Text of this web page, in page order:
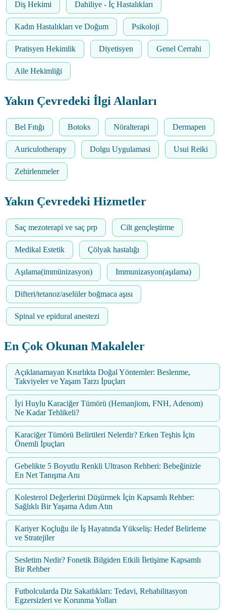
Diş Hekimi Dahiliye - İç Hastalıkları
Kadın Hastalıkları ve Doğum Psikoloji
Pratisyen Hekimlik Diyetisyen Genel Cerrahi
Aile Hekimliği
Yakın Çevredeki İlgi Alanları
Bel Fıtığı Botoks Nöralterapi Dermapen
Auriculotherapy Dolgu Uygulamasi Usui Reiki
Zehirlenmeler
Yakın Çevredeki Hizmetler
Saç mezoterapi ve saç prp Cilt gençleştirme
Medikal Estetik Çölyak hastalığı
Aşılama(immünizasyon) Immunizasyon(aşılama)
Difteri/tetanoz/aselüler boğmaca aşısı
Spinal ve epidural anestezi
En Çok Okunan Makaleler
Açıklanamayan Kısırlıkta Doğal Yöntemler: Beslenme,
Takviyeler ve Yaşam Tarzı İpuçları
İyi Huylu Karaciğer Tümörü (Hemanjiom, FNH, Adenom)
Ne Kadar Tehlikeli?
Karaciğer Tümörü Belirtileri Nelerdir? Erken Teşhis İçin
Önemli İpuçları
Gebelikte 5 Boyutlu Renkli Ultrason Rehberi: Bebeğinizle
En Net Tanışma Anı
Kolesterol Değerlerini Düşürmek İçin Kapsamlı Rehber:
Sağlıklı Bir Yaşama Adım Atın
Kariyer Koçluğu ile İş Hayatında Yükseliş: Hedef Belirleme
ve Stratejiler
Sesletim Nedir? Fonetik Bilgiden Etkili İletişime Kapsamlı
Bir Rehber
Futbolcularda Diz Sakatlıkları: Tedavi, Rehabilitasyon
Egzersizleri ve Korunma Yolları